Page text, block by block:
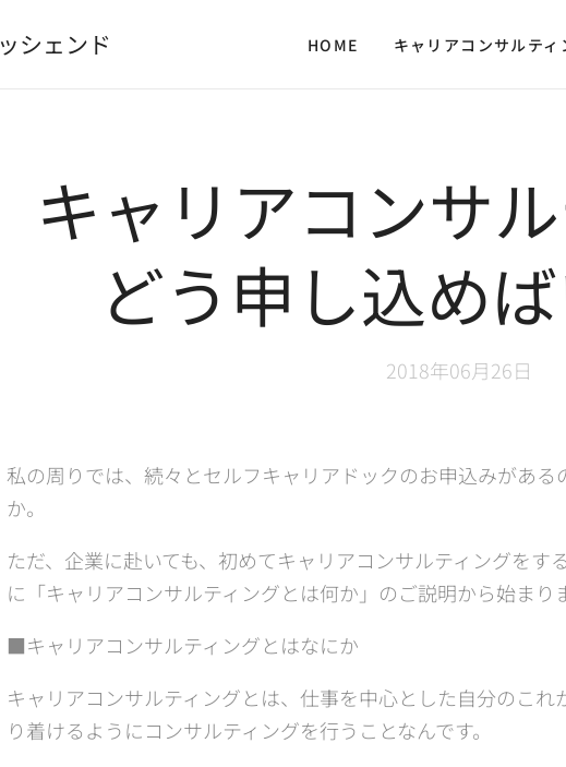
シェンド HOME キャリアコンサルティ
キャリアコンサ
どう申し込め
2018年06月26日
私の周りでは、続々とセルフキャリアドックのお申込みがあ
か。
ただ、企業に赴いても、初めてキャリアコンサルティングをす
に「キャリアコンサルティングとは何か」のご説明から始まり
■キャリアコンサルティングとはなにか
キャリアコンサルティングとは、仕事を中心とした自分のこ
り着けるようにコンサルティングを行うことなんです。